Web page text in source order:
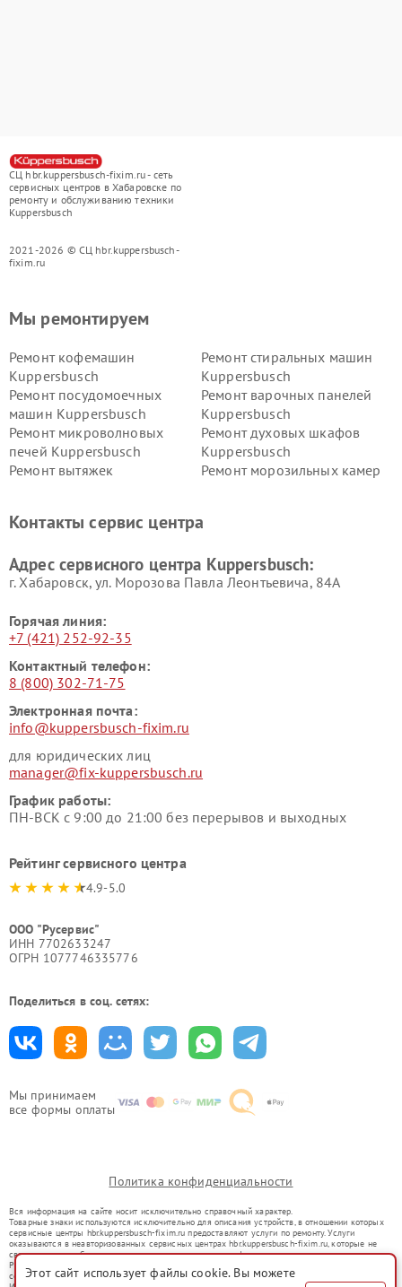
СЦ hbr.kuppersbusch-fixim.ru - сеть
сервисных центров в Хабаровске по
ремонту и обслуживанию техники
Kuppersbusch
2021-2026 © СЦ hbr.kuppersbusch-
fixim.ru
Мы принимаем
все формы оплаты
Мы ремонтируем
Ремонт кофемашин
Kuppersbusch
Ремонт стиральных машин
Kuppersbusch
Ремонт посудомоечных
машин Kuppersbusch
Ремонт варочных панелей
Kuppersbusch
Ремонт микроволновых
печей Kuppersbusch
Ремонт духовых шкафов
Kuppersbusch
Ремонт вытяжек
Ремонт морозильных камер
Kuppersbusch
вакуумных упаковщиков
Ремонт сушильных машин Kuppersbusch
Контакты сервис центра
Адрес сервисного центра Kuppersbusch:
г. Хабаровск, ул. Морозова Павла Леонтьевича, 84А
Горячая линия:
+7 (421) 252-92-35
Контактный телефон:
8 (800) 302-71-75
Электронная почта:
info@kuppersbusch-fixim.ru
для юридических лиц
manager@fix-kuppersbusch.ru
График работы:
ПН-ВСК с 9:00 до 21:00 без перерывов и выходных
Рейтинг сервисного центра
4.9-5.0
ООО "Русервис"
ИНН 7702633247
ОГРН 1077746335776
Поделиться в соц. сетях:
Политика конфиденциальности
Вся информация на сайте носит исключительно справочный характер.
Товарные знаки используются исключительно для описания устройств, в отношении которых
сервисные центры hbr.kuppersbusch-fixim.ru предоставляют услуги по ремонту. Услуги
оказываются в неавторизованных сервисных центрах hbr.kuppersbusch-fixim.ru, которые не
связаны с правообладателями товарных знаков или их официальными представителями.
Ремонт осуществляется для устройств, уже введенных в гражданский оборот в соответствии
со статьей 1487 ГК РФ.
Этот сайт использует файлы cookie. Вы можете